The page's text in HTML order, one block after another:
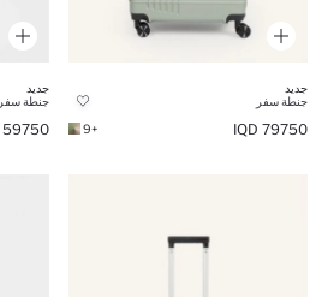
جديد
جنطة سفر
79750 IQD
+9
جديد
جنطة سفر
59750 IQD